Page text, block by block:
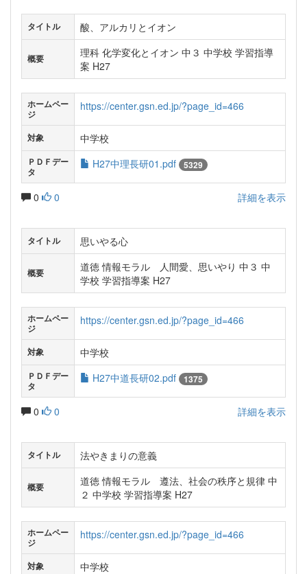
タイトル 酸、アルカリとイオン
概要
理科 化学変化とイオン 中３ 中学校 学習指導
案 H27
ホームペー
ジ
https://center.gsn.ed.jp/?page_id=466
対象 中学校
ＰＤＦデー
タ
H27中理長研01.pdf 5329
0 0 詳細を表示
タイトル 思いやる心
概要
道徳 情報モラル 人間愛、思いやり 中３ 中
学校 学習指導案 H27
ホームペー
ジ
https://center.gsn.ed.jp/?page_id=466
対象 中学校
ＰＤＦデー
タ
H27中道長研02.pdf 1375
0 0 詳細を表示
タイトル 法やきまりの意義
概要
道徳 情報モラル 遵法、社会の秩序と規律 中
２ 中学校 学習指導案 H27
ホームペー
ジ
https://center.gsn.ed.jp/?page_id=466
対象 中学校